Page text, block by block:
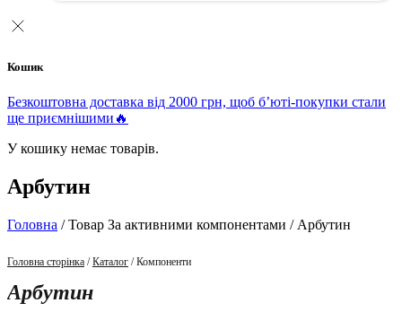
Кошик
Безкоштовна доставка від 2000 грн, щоб б’юті-покупки стали
ще приємнішими🔥
У кошику немає товарів.
Арбутин
Головна / Товар За активними компонентами / Арбутин
Головна сторінка /Каталог / Компоненти
Арбутин